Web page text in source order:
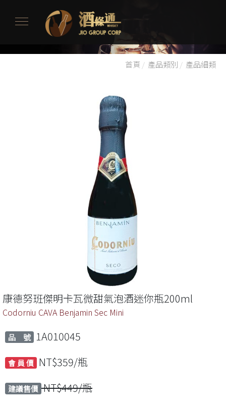
首頁 / 產品類別 / 產品細類
康德努班傑明卡瓦微甜氣泡酒迷你瓶200ml
Codorniu CAVA Benjamin Sec Mini
品 號 1A010045
會 員 價 NT$359/瓶
建議售價 NT$449/瓶